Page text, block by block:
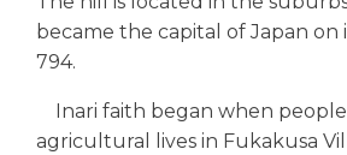
became the capital of Japan on
794.
Inari faith began when
agricultural lives in Fukakusa